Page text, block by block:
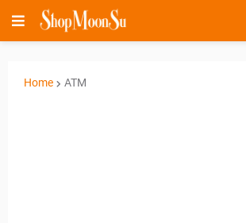
Home ATM